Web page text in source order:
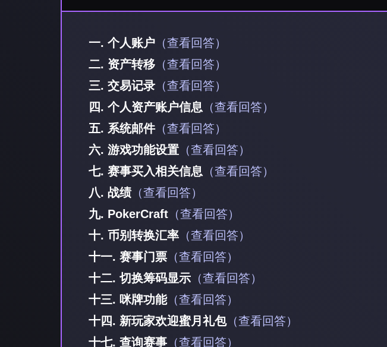
一. 个人账户 （查看回答）
二. 资产转移 （查看回答）
三. 交易记录 （查看回答）
四. 个人资产账户信息 （查看回答）
五. 系统邮件（查看回答）
六. 游戏功能设置 （查看回答）
七. 赛事买入相关信息 （查看回答）
八. 战绩（查看回答）
九. PokerCraft （查看回答）
十. 币别转换汇率 （查看回答）
十一. 赛事门票 （查看回答）
十二. 切换筹码显示 （查看回答）
十三. 咪牌功能（查看回答）
十四. 新玩家欢迎蜜月礼包（查看回答）
十七. 查询赛事 （查看回答）